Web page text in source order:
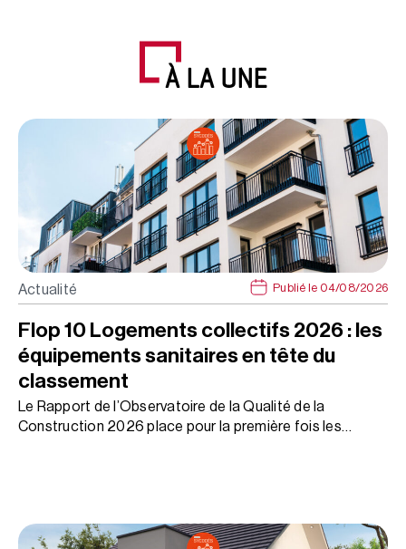
À LA UNE
Actualité Publié le 04/08/2026
Flop 10 Logements collectifs 2026 : les
équipements sanitaires en tête du
classement
Le Rapport de l’Observatoire de la Qualité de la
Construction 2026 place pour la première fois les…